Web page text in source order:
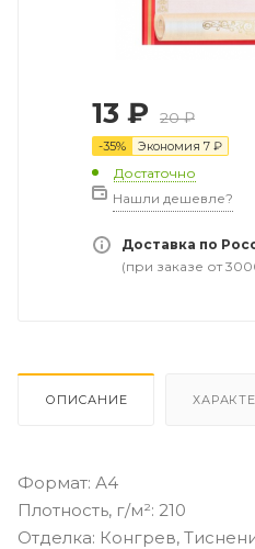
13 ₽ 20₽
-35% Экономия 7 ₽
Достаточно
Нашли дешевле?
Доставка по
(при заказе от
ОПИСАНИЕ
Формат: А4
Плотность, г/м²: 210
Отделка: Конгрев,